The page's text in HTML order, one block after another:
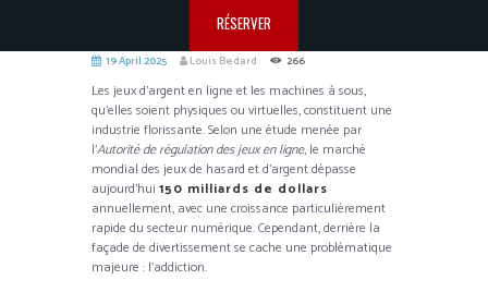
RÉSERVER
19 April 2025 Louis Bedard 266
Les jeux d’argent en ligne et les machines à sous,
qu’elles soient physiques ou virtuelles, constituent une
industrie florissante. Selon une étude menée par
l’Autorité de régulation des jeux en ligne, le marché
mondial des jeux de hasard et d’argent dépasse
aujourd’hui 150 milliards de dollars
annuellement, avec une croissance particulièrement
rapide du secteur numérique. Cependant, derrière la
façade de divertissement se cache une problématique
majeure : l’addiction.